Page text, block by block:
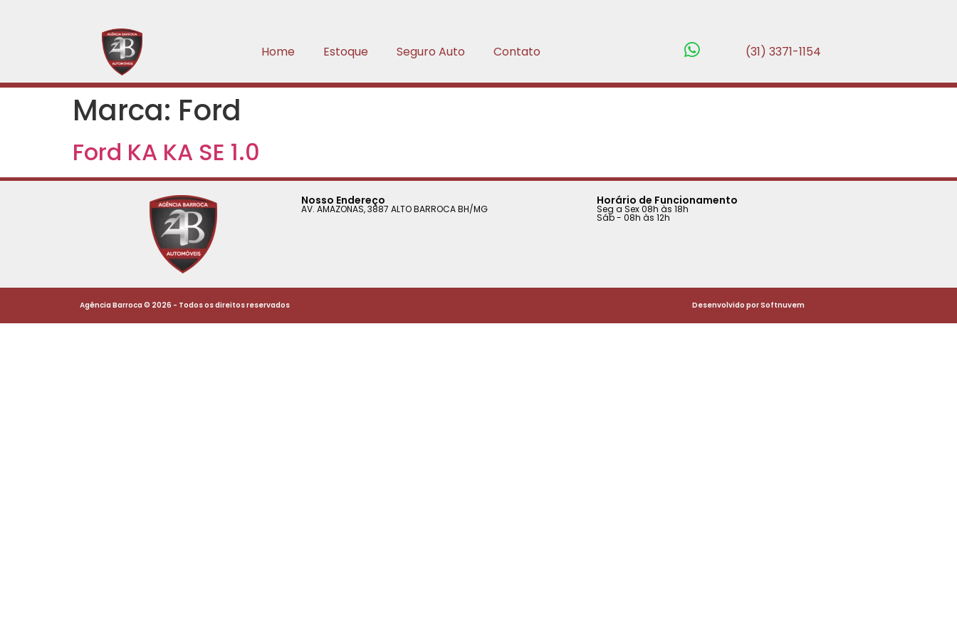
Home Estoque Seguro Auto Contato (31) 3371-1154
Marca: Ford
Ford KA KA SE 1.0
Nosso Endereço
AV. AMAZONAS, 3887 ALTO BARROCA BH/MG
Horário de Funcionamento
Seg a Sex 08h às 18h
Sáb - 08h às 12h
Agência Barroca © 2026 - Todos os direitos reservados Desenvolvido por Softnuvem